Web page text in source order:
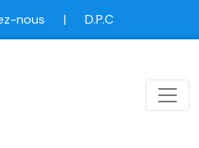
nous | D.P.C